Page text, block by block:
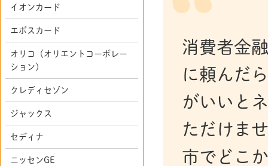
消費者金
に頼んだ
がいいと
ただけま
市でどこ
イオンカード
エポスカード
オリコ（オリエントコーポレー
ション）
クレディセゾン
ジャックス
セディナ
ニッセンGE